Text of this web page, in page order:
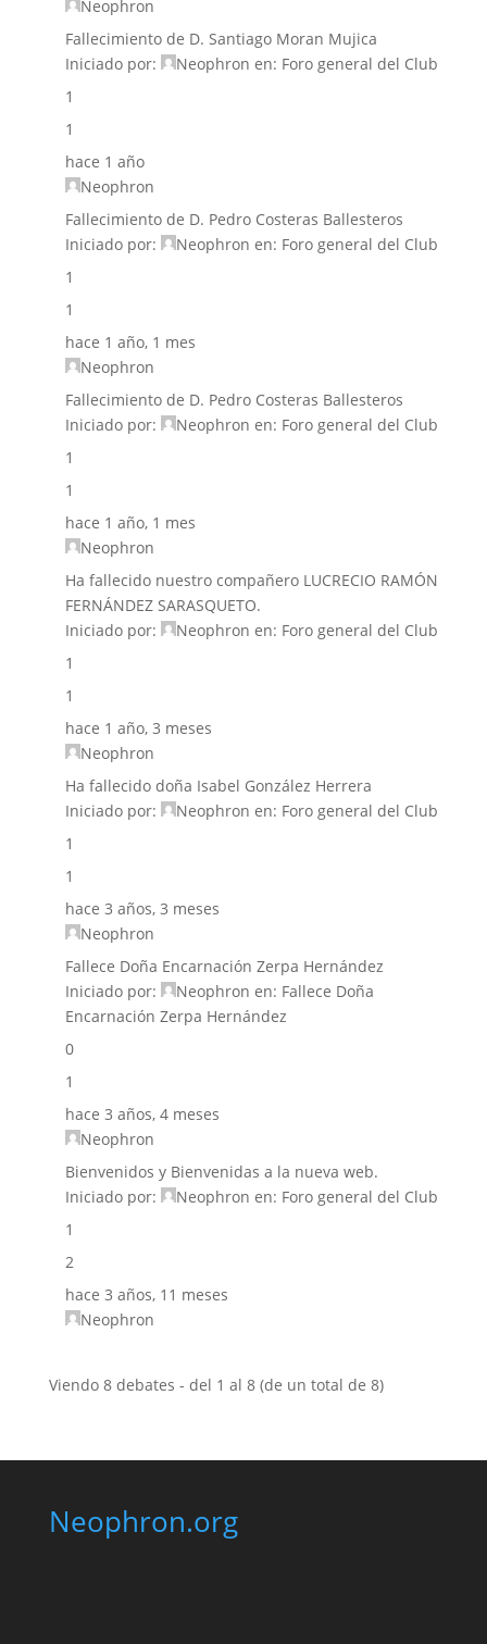
Neophron
Fallecimiento de D. Santiago Moran Mujica
Iniciado por:
Neophron en: Foro general del Club
1
1
hace 1 año
Neophron
Fallecimiento de D. Pedro Costeras Ballesteros
Iniciado por:
Neophron en: Foro general del Club
1
1
hace 1 año, 1 mes
Neophron
Fallecimiento de D. Pedro Costeras Ballesteros
Iniciado por:
Neophron en: Foro general del Club
1
1
hace 1 año, 1 mes
Neophron
Ha fallecido nuestro compañero LUCRECIO RAMÓN
FERNÁNDEZ SARASQUETO.
Iniciado por:
Neophron en: Foro general del Club
1
1
hace 1 año, 3 meses
Neophron
Ha fallecido doña Isabel González Herrera
Iniciado por:
Neophron en: Foro general del Club
1
1
hace 3 años, 3 meses
Neophron
Fallece Doña Encarnación Zerpa Hernández
Iniciado por:
Neophron en: Fallece Doña
Encarnación Zerpa Hernández
0
1
hace 3 años, 4 meses
Neophron
Bienvenidos y Bienvenidas a la nueva web.
Iniciado por:
Neophron en: Foro general del Club
1
2
hace 3 años, 11 meses
Neophron
Viendo 8 debates - del 1 al 8 (de un total de 8)
Neophron.org